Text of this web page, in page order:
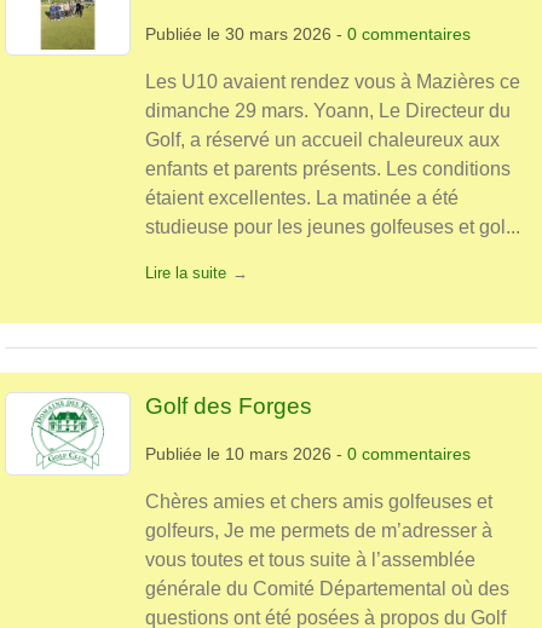
Publiée le 30 mars 2026 - 0 commentaires
Les U10 avaient rendez vous à Mazières ce
dimanche 29 mars. Yoann, Le Directeur du
Golf, a réservé un accueil chaleureux aux
enfants et parents présents. Les conditions
étaient excellentes. La matinée a été
studieuse pour les jeunes golfeuses et gol...
Lire la suite
Golf des Forges
Publiée le 10 mars 2026 - 0 commentaires
Chères amies et chers amis golfeuses et
golfeurs, Je me permets de m’adresser à
vous toutes et tous suite à l’assemblée
générale du Comité Départemental où des
questions ont été posées à propos du Golf